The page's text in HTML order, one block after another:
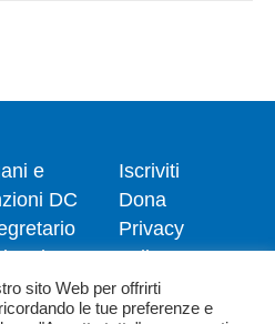
e
DC
Iscriviti
Dona
Privacy
policy
Politica dei
cookie
sito Web per offrirti
le tue preferenze e